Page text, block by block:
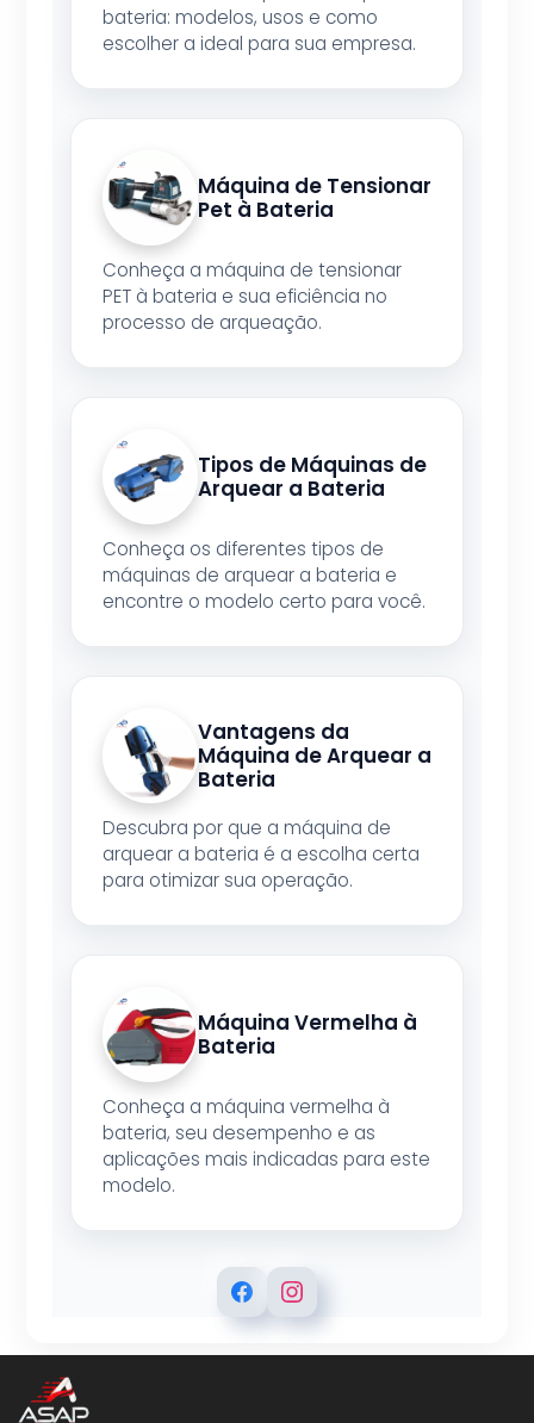
bateria: modelos, usos e como
escolher a ideal para sua empresa.
Máquina de Tensionar
Pet à Bateria
Conheça a máquina de tensionar
PET à bateria e sua eficiência no
processo de arqueação.
Tipos de Máquinas de
Arquear a Bateria
Conheça os diferentes tipos de
máquinas de arquear a bateria e
encontre o modelo certo para você.
Vantagens da
Máquina de Arquear a
Bateria
Descubra por que a máquina de
arquear a bateria é a escolha certa
para otimizar sua operação.
Máquina Vermelha à
Bateria
Conheça a máquina vermelha à
bateria, seu desempenho e as
aplicações mais indicadas para este
modelo.